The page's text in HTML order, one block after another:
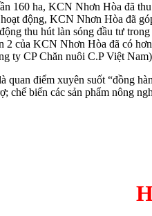
160 ha, KCN Nhơn Hòa đã
động, KCN Nhơn Hòa đã
thu hút làn sóng đầu tư trong
2 của KCN Nhơn Hòa đã có
ty CP Chăn nuôi C.P Việt
quan điểm xuyên suốt “đồng
chế biến các sản phẩm nông